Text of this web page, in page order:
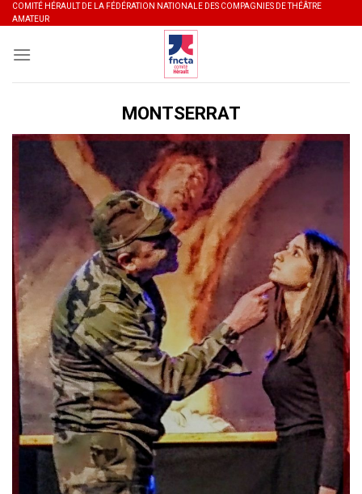
Skip
to
content
COMITÉ HÉRAULT DE LA FÉDÉRATION NATIONALE DES COMPAGNIES DE THÉÂTRE
AMATEUR
MONTSERRAT